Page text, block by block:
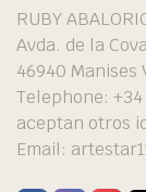
RUBY
Avda. de la
46940 Manises
Telephone:
aceptan otros
Email: